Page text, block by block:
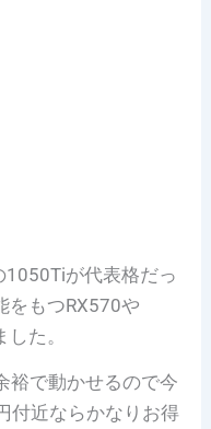
が代表格だっ
をもつRX570や
た。
裕で動かせるので今
付近ならかなりお得